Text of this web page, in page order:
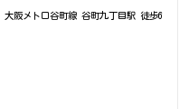
阪メトロ谷町線 谷町九丁目駅 徒歩6